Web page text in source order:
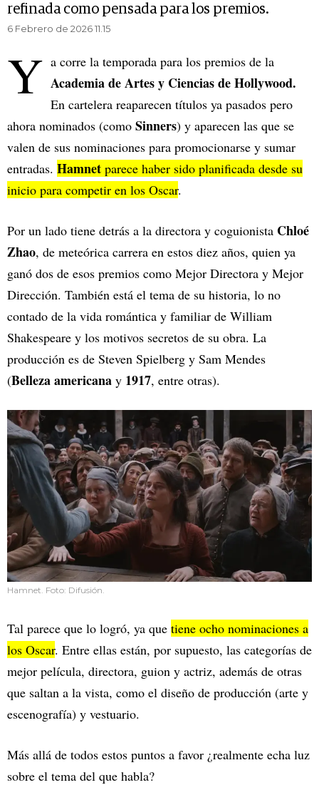
refinada como pensada para los premios.
6 Febrero de 2026 11.15
Y a corre la temporada para los premios de la
Academia de Artes y Ciencias de Hollywood.
En cartelera reaparecen títulos ya pasados pero
ahora nominados (como Sinners) y aparecen las que se
valen de sus nominaciones para promocionarse y sumar
entradas. Hamnet parece haber sido planificada desde su
inicio para competir en los Oscar.
Por un lado tiene detrás a la directora y coguionista Chloé
Zhao, de meteórica carrera en estos diez años, quien ya
ganó dos de esos premios como Mejor Directora y Mejor
Dirección. También está el tema de su historia, lo no
contado de la vida romántica y familiar de William
Shakespeare y los motivos secretos de su obra. La
producción es de Steven Spielberg y Sam Mendes
(Belleza americana y 1917, entre otras).
Hamnet. Foto: Difusión.
Tal parece que lo logró, ya que tiene ocho nominaciones a
los Oscar. Entre ellas están, por supuesto, las categorías de
mejor película, directora, guion y actriz, además de otras
que saltan a la vista, como el diseño de producción (arte y
escenografía) y vestuario.
Más allá de todos estos puntos a favor ¿realmente echa luz
sobre el tema del que habla?